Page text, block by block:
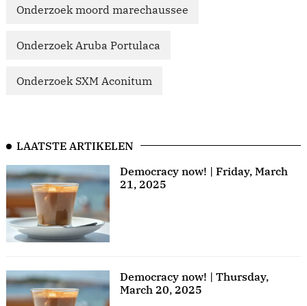
Onderzoek moord marechaussee
Onderzoek Aruba Portulaca
Onderzoek SXM Aconitum
LAATSTE ARTIKELEN
Democracy now! | Friday, March
21, 2025
Democracy now! | Thursday,
March 20, 2025